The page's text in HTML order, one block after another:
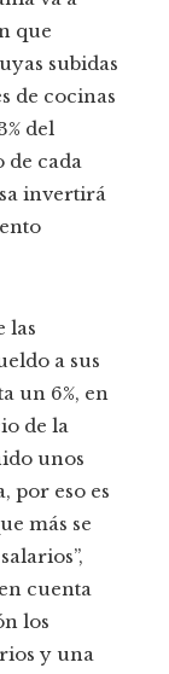
que
subidas
de cocinas
del
de cada
invertirá
las
a sus
un 6%, en
de la
unos
por eso es
más se
cuenta
los
y una